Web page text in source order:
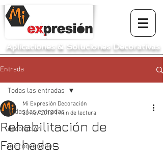
Aplicaciones & Soluciones Decorativas
Entrada
Todas las entradas
decoración
microcemento
Todas las entradas
Rehabilitación de
Fachadas
Mi Expresión Decoración
30 nov 2018 1 min de lectura